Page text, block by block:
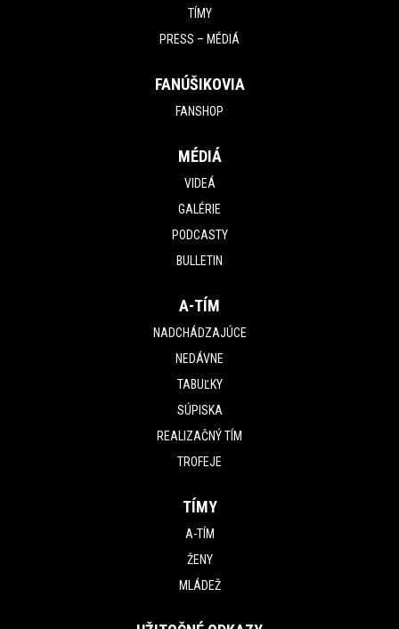
TÍMY
PRESS – MÉDIÁ
FANÚŠIKOVIA
FANSHOP
MÉDIÁ
VIDEÁ
GALÉRIE
PODCASTY
BULLETIN
A-TÍM
NADCHÁDZAJÚCE
NEDÁVNE
TABUĽKY
SÚPISKA
REALIZAČNÝ TÍM
TROFEJE
TÍMY
A-TÍM
ŽENY
MLÁDEŽ